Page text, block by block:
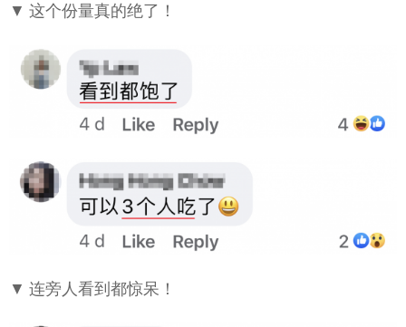
▼ 这个份量真的绝了！
▼ 连旁人看到都惊呆！